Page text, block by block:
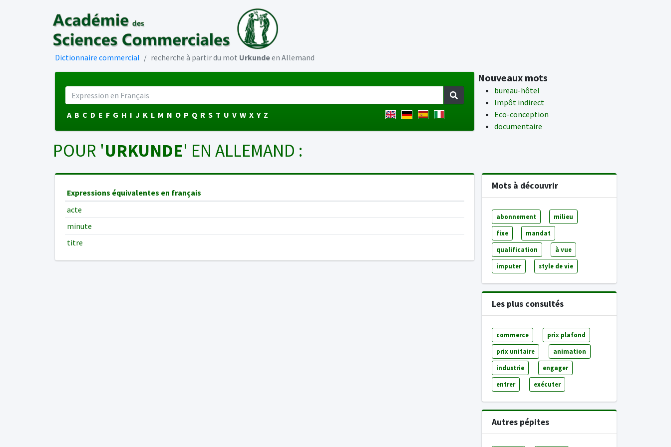
Dictionnaire commercial recherche à partir du mot Urkundeen Allemand
A B C D E F G H I J K L M N O P Q R S T U V W X Y Z
Nouveaux mots
bureau-hôtel
Impôt indirect
Eco-conception
documentaire
POUR 'URKUNDE' EN ALLEMAND :
Expressions équivalentes en français
acte
minute
titre
Mots à découvrir
abonnement milieu
fixe mandat
qualification à vue
imputer style de vie
Les plus consultés
commerce prix plafond
prix unitaire animation
industrie engager
entrer exécuter
Autres pépites